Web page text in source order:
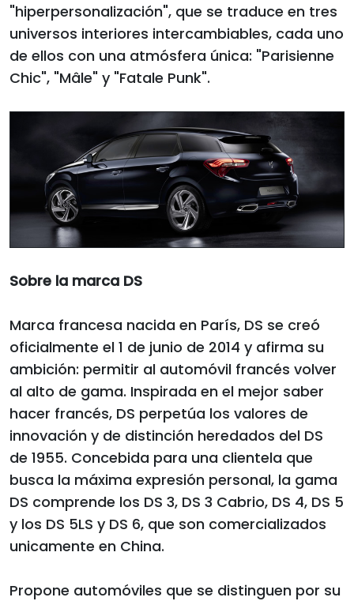
"hiperpersonalización", que se traduce en tres
universos interiores intercambiables, cada uno
de ellos con una atmósfera única: "Parisienne
Chic", "Mâle" y "Fatale Punk".
Sobre la marca DS
Marca francesa nacida en París, DS se creó
oficialmente el 1 de junio de 2014 y afirma su
ambición: permitir al automóvil francés volver
al alto de gama. Inspirada en el mejor saber
hacer francés, DS perpetúa los valores de
innovación y de distinción heredados del DS
de 1955. Concebida para una clientela que
busca la máxima expresión personal, la gama
DS comprende los DS 3, DS 3 Cabrio, DS 4, DS 5
y los DS 5LS y DS 6, que son comercializados
unicamente en China.
Propone automóviles que se distinguen por su